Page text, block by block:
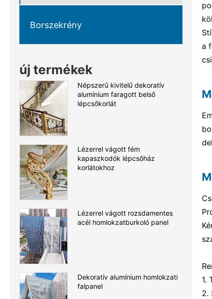
Borszekrény
új termékek
Népszerű kivitelű dekoratív
alumínium faragott belső
lépcsőkorlát
Lézerrel vágott fém
kapaszkodók lépcsőház
korlátokhoz
Lézerrel vágott rozsdamentes
acél homlokzatburkoló panel
Dekoratív alumínium homlokzati
falpanel
a
1.
2.